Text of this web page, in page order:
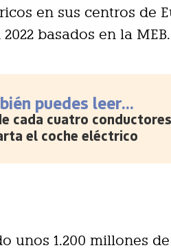
en sus centros de
basados en la MEB.
puedes leer...
cada cuatro
el coche eléctrico
unos 1.200 millones